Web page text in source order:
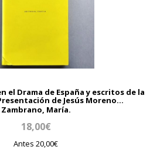
el Drama de España y escritos de la
de Jesús Moreno...
Zambrano, María.
18,00€
Antes 20,00€